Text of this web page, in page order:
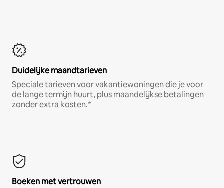
Duidelijke maandtarieven
Speciale tarieven voor vakantiewoningen die je voor
de lange termijn huurt, plus maandelijkse betalingen
zonder extra kosten.*
Boeken met vertrouwen